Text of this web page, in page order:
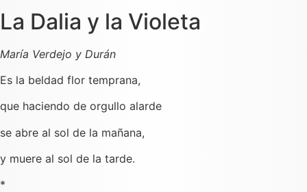
La Dalia y la Violeta
María Verdejo y Durán
Es la beldad flor temprana,
que haciendo de orgullo alarde
se abre al sol de la mañana,
y muere al sol de la tarde.
*